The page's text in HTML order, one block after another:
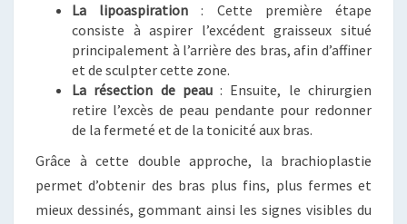
La lipoaspiration : Cette première étape
consiste à aspirer l’excédent graisseux situé
principalement à l’arrière des bras, afin d’affiner
et de sculpter cette zone.
La résection de peau: Ensuite, le chirurgien
retire l’excès de peau pendante pour redonner
de la fermeté et de la tonicité aux bras.
Grâce à cette double approche, la brachioplastie
permet d’obtenir des bras plus fins, plus fermes et
mieux dessinés, gommant ainsi les signes visibles du